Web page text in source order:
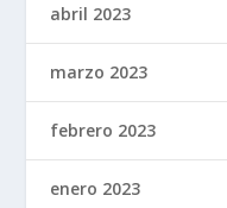
abril 2023
marzo 2023
febrero 2023
enero 2023